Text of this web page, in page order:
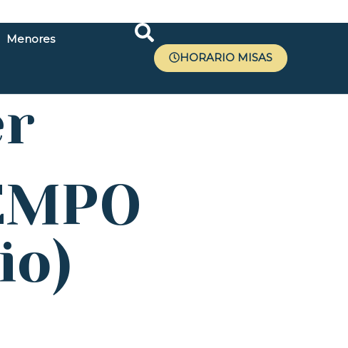
Menores
HORARIO MISAS